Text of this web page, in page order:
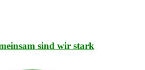
sind wir stark